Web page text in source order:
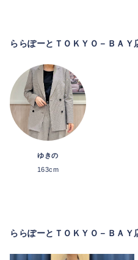
ららぽーとＴＯＫＹＯ－ＢＡＹ
ゆきの
163cm
ららぽーとＴＯＫＹＯ－ＢＡ